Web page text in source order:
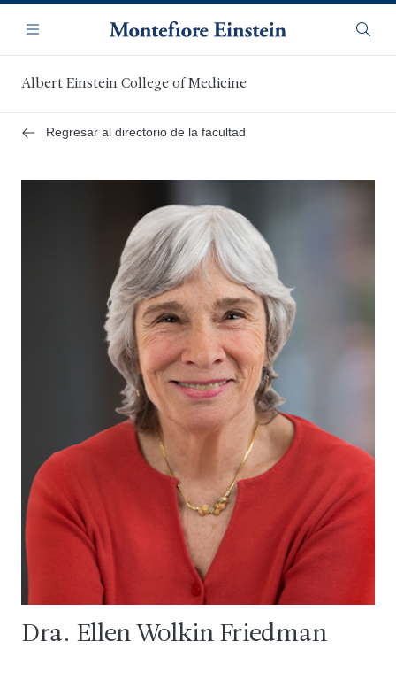
contenido
principal
Navegación
Menú
Albert Einstein College of Medicine
Regresar al directorio de la facultad
Dra. Ellen Wolkin Friedman